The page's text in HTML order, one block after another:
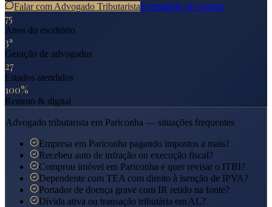
Falar com Advogado TributaristaFormulário de contato
75
Anos do escritório
3ª
Geração de advogados
27
Estados atendidos
100%
Remoto & digital
Advogado tributarista em Pariconha — situações frequentes
Empresa em Pariconha pagando impostos a mais?
Recebeu auto de infração ou execução fiscal?
Comprou imóvel em Pariconha e quer revisar o ITBI?
Dependente com TEA com direito à isenção de IPVA?
Portador de doença grave com IR retido na fonte?
Dívida ativa ou transação tributária em AL?